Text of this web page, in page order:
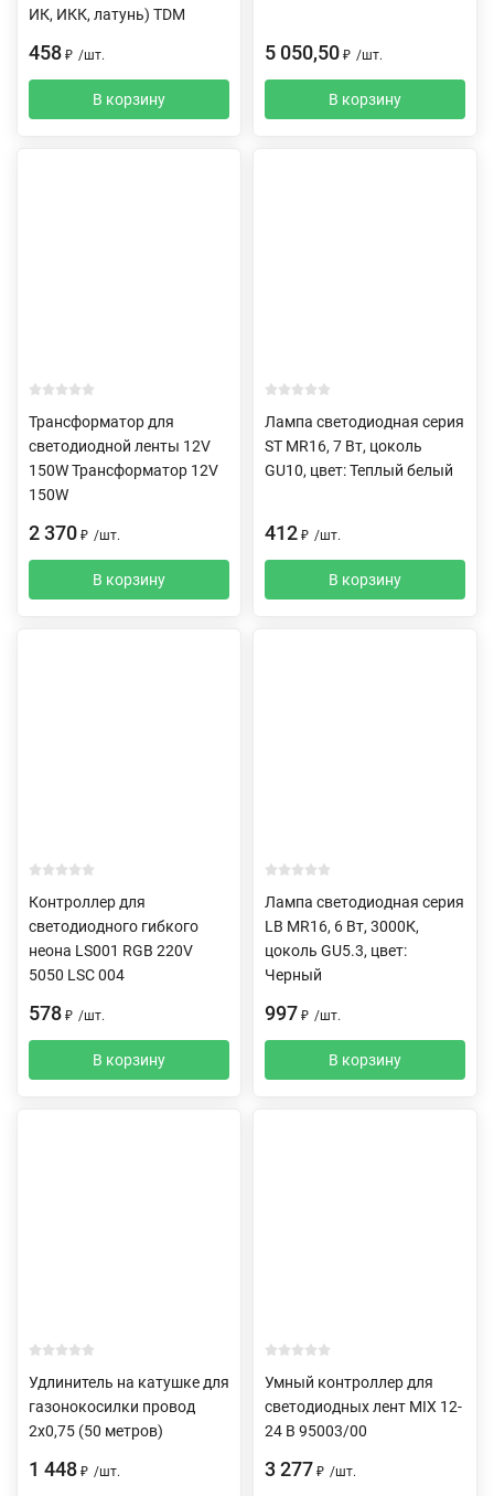
ИК, ИКК, латунь) TDM
458 ₽ /шт.
В корзину
5 050,50 ₽ /шт.
В корзину
Трансформатор для
светодиодной ленты 12V
150W Трансформатор 12V
150W
2 370 ₽ /шт.
В корзину
Лампа светодиодная серия
ST MR16, 7 Вт, цоколь
GU10, цвет: Теплый белый
412 ₽ /шт.
В корзину
Контроллер для
светодиодного гибкого
неона LS001 RGB 220V
5050 LSC 004
578 ₽ /шт.
В корзину
Лампа светодиодная серия
LB MR16, 6 Вт, 3000К,
цоколь GU5.3, цвет:
Черный
997 ₽ /шт.
В корзину
Удлинитель на катушке для
газонокосилки провод
2х0,75 (50 метров)
1 448 ₽ /шт.
Умный контроллер для
светодиодных лент MIX 12-
24 В 95003/00
3 277 ₽ /шт.